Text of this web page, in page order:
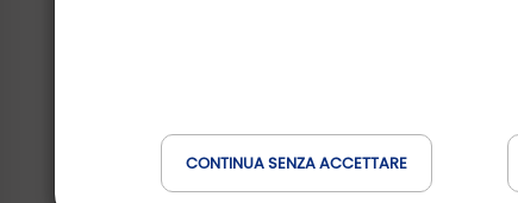
CONTINUA SENZA ACCETTARE